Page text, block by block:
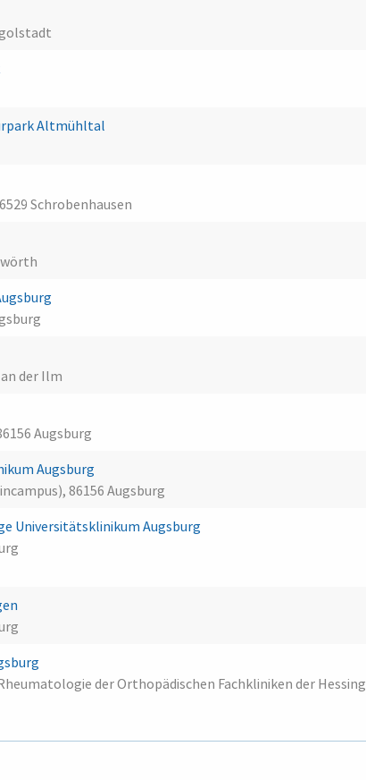
Altmühltal
Schrobenhausen
der Ilm
Augsburg
Augsburg
86156 Augsburg
Universitätsklinikum Augsburg
der Orthopädischen Fachkliniken der Hessing